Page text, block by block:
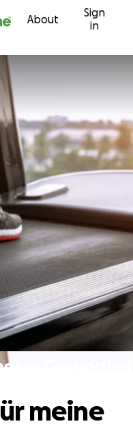
About
Sign
in
Gesundheit
meine